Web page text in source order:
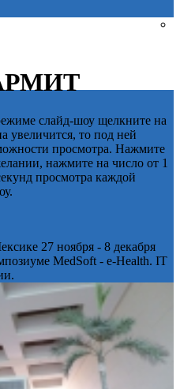
слайд-шоу щелкните на
увеличится, то под ней
просмотра. Нажмите
нажмите на число от 1
просмотра каждой
27 ноября - 8 декабря
MedSoft - e-Health. IT